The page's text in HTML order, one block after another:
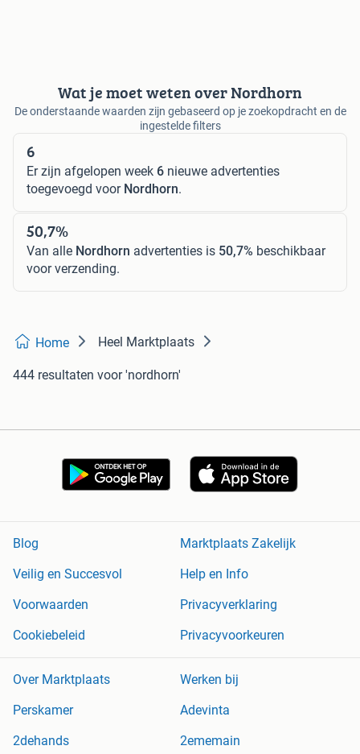
Wat je moet weten over Nordhorn
De onderstaande waarden zijn gebaseerd op je zoekopdracht en de
ingestelde filters
6
Er zijn afgelopen week 6 nieuwe advertenties
toegevoegd voor Nordhorn.
50,7%
Van alle Nordhorn advertenties is 50,7% beschikbaar
voor verzending.
Home Heel Marktplaats
444 resultaten voor 'nordhorn'
Blog
Marktplaats Zakelijk
Veilig en Succesvol
Help en Info
Voorwaarden
Privacyverklaring
Cookiebeleid
Privacyvoorkeuren
Over Marktplaats
Werken bij
Perskamer
Adevinta
2dehands
2ememain